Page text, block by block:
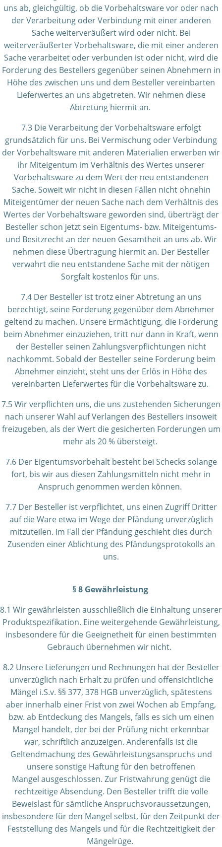
uns ab, gleichgültig, ob die Vorbehaltsware vor oder nach
der Verarbeitung oder Verbindung mit einer anderen
Sache weiterveräußert wird oder nicht. Bei
weiterveräußerter Vorbehaltsware, die mit einer anderen
Sache verarbeitet oder verbunden ist oder nicht, wird die
Forderung des Bestellers gegenüber seinen Abnehmern in
Höhe des zwischen uns und dem Besteller vereinbarten
Lieferwertes an uns abgetreten. Wir nehmen diese
Abtretung hiermit an.
7.3 Die Verarbeitung der Vorbehaltsware erfolgt
grundsätzlich für uns. Bei Vermischung oder Verbindung
der Vorbehaltsware mit anderen Materialien erwerben wir
ihr Miteigentum im Verhältnis des Wertes unserer
Vorbehaltsware zu dem Wert der neu entstandenen
Sache. Soweit wir nicht in diesen Fällen nicht ohnehin
Miteigentümer der neuen Sache nach dem Verhältnis des
Wertes der Vorbehaltsware geworden sind, überträgt der
Besteller schon jetzt sein Eigentums- bzw. Miteigentums-
und Besitzrecht an der neuen Gesamtheit an uns ab. Wir
nehmen diese Übertragung hiermit an. Der Besteller
verwahrt die neu entstandene Sache mit der nötigen
Sorgfalt kostenlos für uns.
7.4 Der Besteller ist trotz einer Abtretung an uns
berechtigt, seine Forderung gegenüber dem Abnehmer
geltend zu machen. Unsere Ermächtigung, die Forderung
beim Abnehmer einzuziehen, tritt nur dann in Kraft, wenn
der Besteller seinen Zahlungsverpflichtungen nicht
nachkommt. Sobald der Besteller seine Forderung beim
Abnehmer einzieht, steht uns der Erlös in Höhe des
vereinbarten Lieferwertes für die Vorbehaltsware zu.
7.5 Wir verpflichten uns, die uns zustehenden Sicherungen
nach unserer Wahl auf Verlangen des Bestellers insoweit
freizugeben, als der Wert die gesicherten Forderungen um
mehr als 20 % übersteigt.
7.6 Der Eigentumsvorbehalt besteht bei Schecks solange
fort, bis wir aus diesen Zahlungsmitteln nicht mehr in
Anspruch genommen werden können.
7.7 Der Besteller ist verpflichtet, uns einen Zugriff Dritter
auf die Ware etwa im Wege der Pfändung unverzüglich
mitzuteilen. Im Fall der Pfändung geschieht dies durch
Zusenden einer Ablichtung des Pfändungsprotokolls an
uns.
§ 8 Gewährleistung
8.1 Wir gewährleisten ausschließlich die Einhaltung unserer
Produktspezifikation. Eine weitergehende Gewährleistung,
insbesondere für die Geeignetheit für einen bestimmten
Gebrauch übernehmen wir nicht.
8.2 Unsere Lieferungen und Rechnungen hat der Besteller
unverzüglich nach Erhalt zu prüfen und offensichtliche
Mängel i.S.v. §§ 377, 378 HGB unverzüglich, spätestens
aber innerhalb einer Frist von zwei Wochen ab Empfang,
bzw. ab Entdeckung des Mangels, falls es sich um einen
Mangel handelt, der bei der Prüfung nicht erkennbar
war, schriftlich anzuzeigen. Anderenfalls ist die
Geltendmachung des Gewährleistungsanspruchs und
unsere sonstige Haftung für den betroffenen
Mangel ausgeschlossen. Zur Fristwahrung genügt die
rechtzeitige Absendung. Den Besteller trifft die volle
Beweislast für sämtliche Anspruchsvoraussetzungen,
insbesondere für den Mangel selbst, für den Zeitpunkt der
Feststellung des Mangels und für die Rechtzeitigkeit der
Mängelrüge.